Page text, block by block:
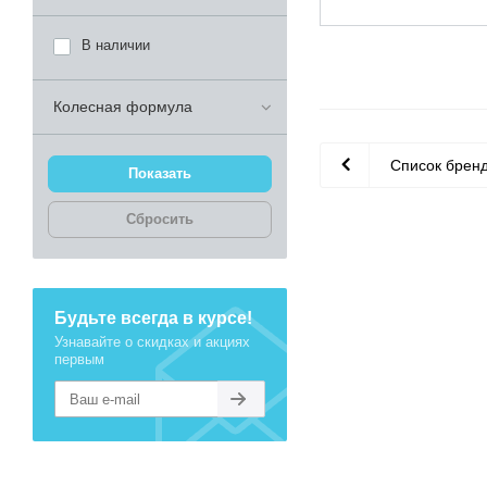
Список
В наличии
Колесная формула
Сбросить
Будьте всегда в курсе!
Узнавайте о скидках и акциях
первым